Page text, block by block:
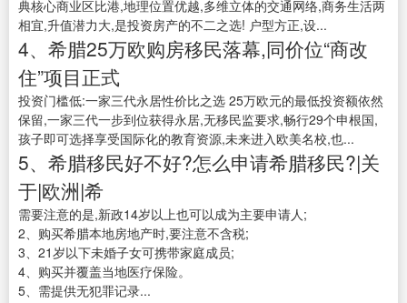
典核心商业区比港,地理位置优越,多维立体的交通网络,商务生活两
相宜,升值潜力大,是投资房产的不二之选! 户型方正,设...
4、希腊25万欧购房移民落幕,同价位“商改
住”项目正式
投资门槛低:一家三代永居性价比之选 25万欧元的最低投资额依然
保留,一家三代一步到位获得永居,无移民监要求,畅行29个申根国,
孩子即可选择享受国际化的教育资源,未来进入欧美名校,也...
5、希腊移民好不好?怎么申请希腊移民?|关
于|欧洲|希
需要注意的是,新政14岁以上也可以成为主要申请人;
2、购买希腊本地房地产时,要注意不含税;
3、21岁以下未婚子女可携带家庭成员;
4、购买并覆盖当地医疗保险。
5、需提供无犯罪记录...